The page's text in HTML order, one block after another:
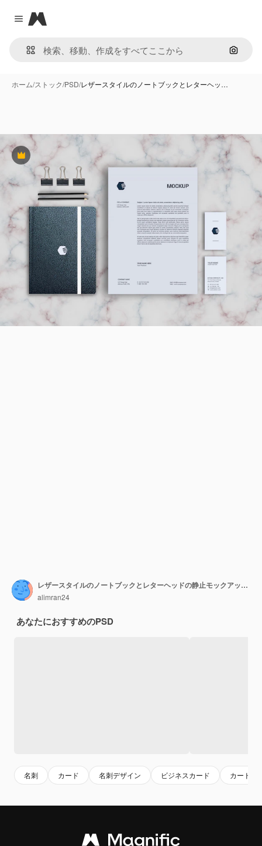
Close menu
Magnific
画像で
ホーム/ストック/PSD/レザースタイルのノートブックとレターヘッ…
Premium
レザースタイルのノートブックとレターヘッドの静止モックアップテンプレート
alimran24
あなたにおすすめのPSD
名刺 カード 名刺デザイン ビジネスカード カードデ